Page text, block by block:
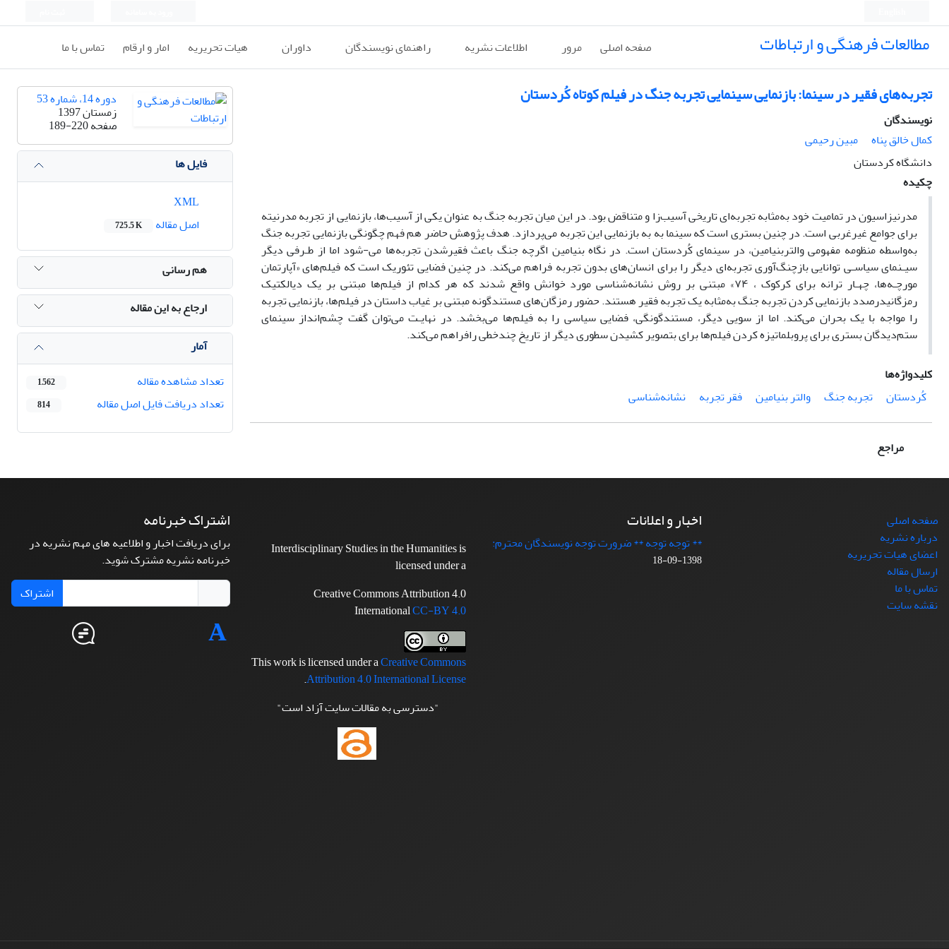
مطالعات فرهنگی و ارتباطات صفحه اصلی مرور اطلاعات نشریه راهنمای نویسندگان داوران هیات تحریریه امار و ارقام تماس با ما
تجربه‌های فقیر در سینما: بازنمایی سینمایی تجربه جنگ در فیلم کوتاه کُردستان
نویسندگان
کمال خالق پناه
مبین رحیمی
دانشگاه کردستان
چکیده
مدرنیزاسیون در تمامیت خود به‌مثابه تجربه‌ای تاریخی آسیب‌زا و متناقض بود. در این میان تجربه جنگ به عنوان یکی از آسیب‌ها، بازنمایی از تجربه مدرنیته
برای جوامع غیرغربی است. در چنین بستری است که سینما به به بازنمایی این تجربه می‌پردازد. هدف پژوهش حاضر هم فهم چگونگی بازنمایی تجربه جنگ
به‌واسطه منظومه مفهومی والتربنیامین، در سینمای کُردستان است. در نگاه بنیامین اگرچه جنگ باعث فقیرشدن تجربه‌ها می-شود اما از طـرفی دیگر
سیـنمای سیاسـی توانایی بازچنگ‌آوری تجربه‌ای دیگر را برای انسان‌های بدون تجربه فراهم می‌کند. در چنین فضایی تئوریک است که فیلم‌های «آپارتمان
مورچـه‌ها، چهـار ترانه برای کرکوک ، ۷۴» مبتنی بر روش نشانه‌شناسی مورد خوانش واقع شدند که هر کدام از فیلم‌ها مبتنی بر یک دیالکتیک
رمزگانیدرصدد بازنمایی کردن تجربه جنگ به‌مثابه یک تجربه فقیر هستند. حضور رمزگان‌های مستندگونه مبتنی بر غیاب داستان در فیلم‌ها، بازنمایی تجربه
را مواجه با یک بحران می‌کند. اما از سویی دیگر، مستندگونگی، فضایی سیاسی را به فیلم‌ها می‌بخشد. در نهایـت می‌توان گفت چشم‌انداز سینمای
ستم‌دیدگان بستری برای پروبلماتیزه کردن فیلم‌ها برای بتصویر کشیدن سطوری دیگر از تاریخ چندخطی رافراهم می‌کند.
کلیدواژه‌ها
کُردستان
تجربه جنگ والتر بنیامین فقر تجربه نشانه‌شناسی
مراجع
دوره 14، شماره 53
زمستان 1397
صفحه189-220
فایل ها
اصل مقاله
725.5 K
هم رسانی
ارجاع به این مقاله
آمار
تعداد مشاهده مقاله
1,562
تعداد دریافت فایل اصل مقاله 814
صفحه اصلی
درباره نشریه
اعضای هیات تحریریه
ارسال مقاله
تماس با ما
نقشه سایت
اخبار و اعلانات
** توجه توجه ** ضرورت توجه نویسندگان محترم:
1398-09-18
Interdisciplinary Studies in the Humanities is
licensed under a
Creative Commons Attribution 4.0
InternationalCC-BY 4.0
This work is licensed under aCreative Commons
Attribution 4.0 International License
.
"دسترسی به مقالات سایت آزاد است"
اشتراک خبرنامه
برای دریافت اخبار و اطلاعیه های مهم نشریه در
خبرنامه نشریه مشترک شوید.
اشتراک